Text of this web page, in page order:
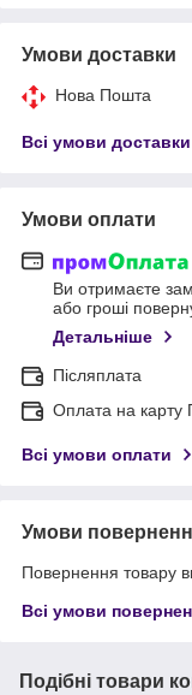
Умови доставки
Нова Пошта
Всі умови доставки
Умови оплати
Ви отримаєте
або гроші
Детальніше
Післяплата
Оплата на карту
Всі умови оплати
Умови
Повернення товару
Всі умови
Подібні товари